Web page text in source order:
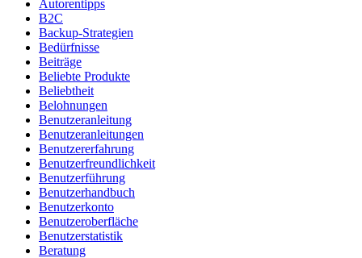
Autorentipps
B2C
Backup-Strategien
Bedürfnisse
Beiträge
Beliebte Produkte
Beliebtheit
Belohnungen
Benutzeranleitung
Benutzeranleitungen
Benutzererfahrung
Benutzerfreundlichkeit
Benutzerführung
Benutzerhandbuch
Benutzerkonto
Benutzeroberfläche
Benutzerstatistik
Beratung